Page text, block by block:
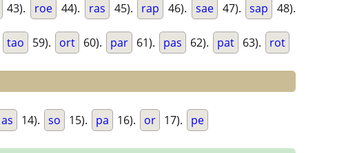
43). roe 44). ras 45). rap 46). sae 47). sap 48).
tao 59). ort 60). par 61). pas 62). pat 63). rot
as 14). so 15). pa 16). or 17). pe